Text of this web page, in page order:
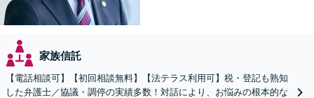
家族信託
【電話相談可】【初回相談無料】【法テラス利用可】税・登記も熟知
した弁護士／協議・調停の実績多数！対話により、お悩みの根本的な